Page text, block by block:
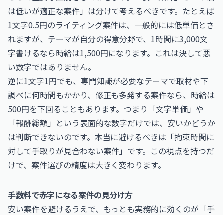
は低いが適正な案件」は分けて考えるべきです。たとえば
1文字0.5円のライティング案件は、一般的には低単価とさ
れますが、テーマが自分の得意分野で、1時間に3,000文
字書けるなら時給は1,500円になります。これは決して悪
い数字ではありません。
逆に1文字1円でも、専門知識が必要なテーマで取材や下
調べに何時間もかかり、修正も多発する案件なら、時給は
500円を下回ることもあります。つまり「文字単価」や
「報酬総額」という表面的な数字だけでは、安いかどうか
は判断できないのです。本当に避けるべきは「拘束時間に
対して手取りが見合わない案件」です。この視点を持つだ
けで、案件選びの精度は大きく変わります。
手数料で赤字になる案件の見分け方
安い案件を避けるうえで、もっとも実務的に効くのが「手